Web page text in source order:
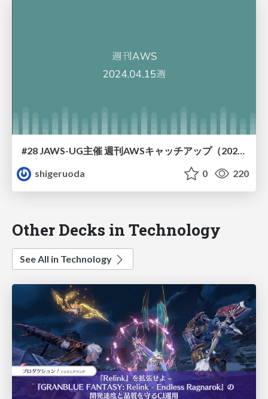
#28 JAWS-UG主催 週刊AWSキャッチアップ（2024/4/15週）
shigeruoda
0 220
Other Decks in Technology
See All in Technology